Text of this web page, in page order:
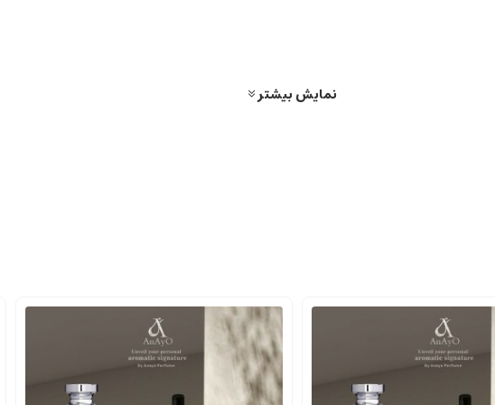
هستند، بهتر است در مصرف آنها دقت کنید تا بیش ازحد به نظر نرسد.
مچ دست، گردن و پشت گوش بزنید تا رایحه بهتر و بادوام تر باشد.
محبوب برای افرادی هستند که قصد دارند شخصیت و جذابیت خود را در فضاهای خاص نشان
نمایش بیشتر